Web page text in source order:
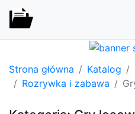
Strona główna Katalog
Rozrywka i zabawa